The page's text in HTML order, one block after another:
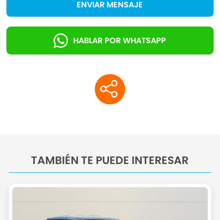
- Sistema-revisión: ConnectedDrive Services
- Cuentarrevoluciones
- Panel de instrumentos digital
- Indicador de las marchas
- Sistema control presión neumáticos
- Control de crucero (Tempomat)
- Sistema de airbag para la cabeza detrás
- Airbag lateral delante
- Techo interior Satellite Grey
- ? Equipo de calefacción con Microfiltro
- Acabado interior: Revestimiento de la puerta y
ENVIAR MENSAJE
HABLAR POR WHATSAPP
TAMBIÉN TE PUEDE INTERESAR